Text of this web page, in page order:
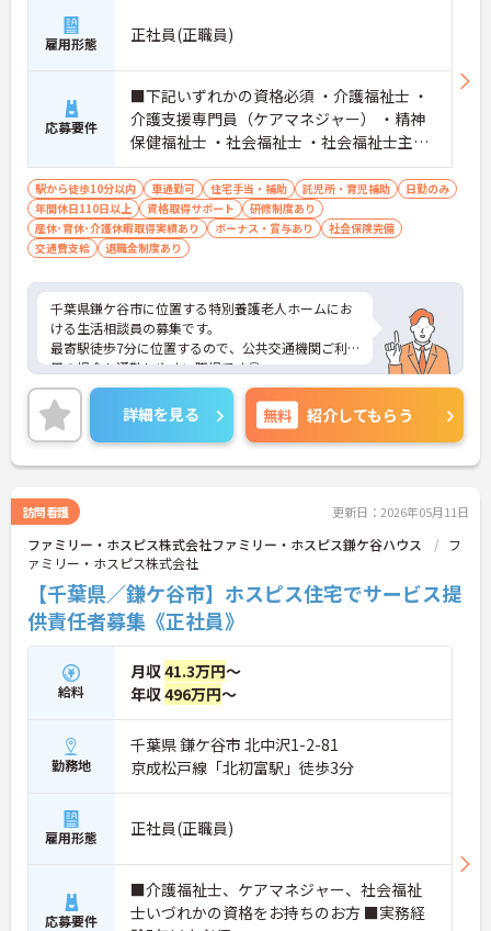
雇用形態 正社員(正職員)
応募要件
■下記いずれかの資格必須 ・介護福祉士 ・
介護支援専門員（ケアマネジャー） ・精神
保健福祉士 ・社会福祉士 ・社会福祉士主事
任用
駅から徒歩10分以内 車通勤可 住宅手当・補助 託児所・育児補助
日勤のみ
年間休日110日以上
資格取得サポート
研修制度あり
産休･育休･介護休暇取得実績あり
ボーナス・賞与あり
社会保険完備
交通費支給
退職金制度あり
千葉県鎌ケ谷市に位置する特別養護老人ホームにお
ける生活相談員の募集です。
最寄駅徒歩7分に位置するので、公共交通機関ご利
用の場合も通勤しやすい職場です◎
住宅手当や扶養手当など、嬉しい手当が豊富にござ
います♪
ご興味のある方には面接ポイントをお伝えしますの
で、お気軽にお問い合わせください！
詳細を見る 無料 紹介してもらう
訪問看護 更新日：2026年05月11日
ファミリー・ホスピス株式会社ファミリー・ホスピス鎌ケ谷ハウス
フ
ァミリー・ホスピス株式会社
【千葉県／鎌ケ谷市】ホスピス住宅でサービス提
供責任者募集《正社員》
給料
月収41.3万円～
年収496万円～
勤務地
千葉県 鎌ケ谷市 北中沢1-2-81
京成松戸線「北初富駅」徒歩3分
雇用形態 正社員(正職員)
応募要件
■介護福祉士、ケアマネジャー、社会福祉
士いづれかの資格をお持ちのお方 ■実務経